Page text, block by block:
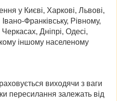
у Києві, Харкові, Львові,
Франківську, Рівному,
Дніпрі, Одесі,
іншому населеному
виходячи з ваги
пересилання залежать від